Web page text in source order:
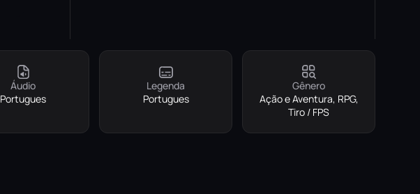
Áudio
Portugues
Legenda
Portugues
Gênero
Ação e Aventura, RPG,
Tiro / FPS